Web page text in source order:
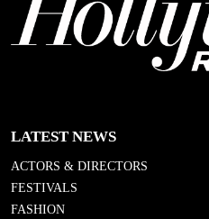
LATEST NEWS
ACTORS & DIRECTORS
FESTIVALS
FASHION